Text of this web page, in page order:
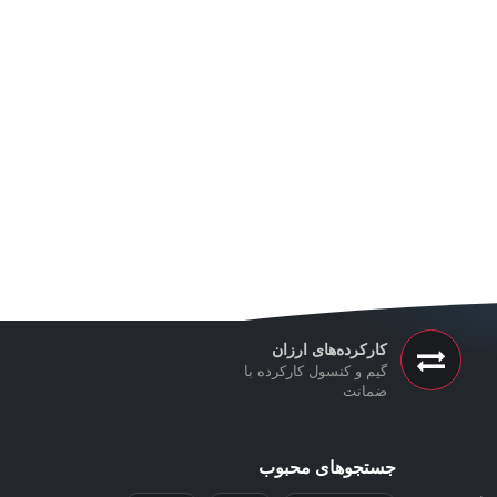
کارکرده‌های ارزان
گیم و کنسول کارکرده با
ضمانت
جستجوهای محبوب